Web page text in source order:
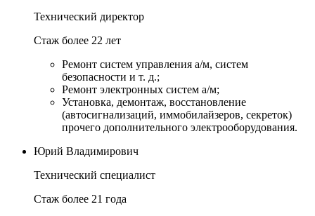
Технический директор
Стаж более 22 лет
Ремонт систем управления а/м, систем
безопасности и т. д.;
Ремонт электронных систем а/м;
Установка, демонтаж, восстановление
(автосигнализаций, иммобилайзеров, секреток)
прочего дополнительного электрооборудования.
Юрий Владимирович
Технический специалист
Стаж более 21 года